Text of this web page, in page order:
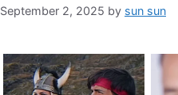
September 2, 2025 by sun sun